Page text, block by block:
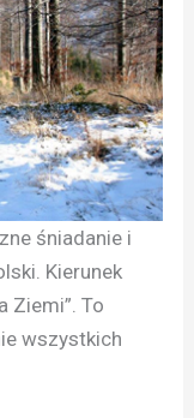
śniadanie i
Kierunek
Ziemi”. To
wszystkich